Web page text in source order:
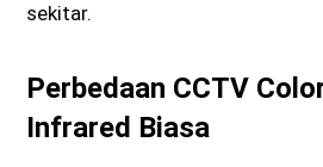
sekitar.
Perbedaan CCTV
Infrared Biasa